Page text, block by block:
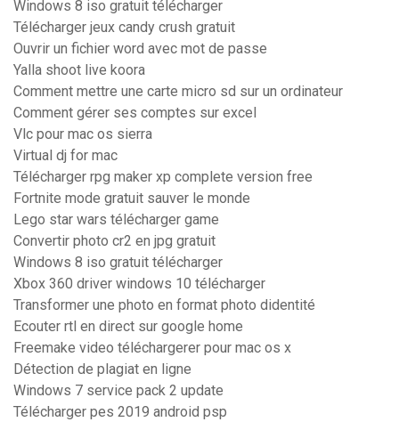
Windows 8 iso gratuit télécharger
Télécharger jeux candy crush gratuit
Ouvrir un fichier word avec mot de passe
Yalla shoot live koora
Comment mettre une carte micro sd sur un ordinateur
Comment gérer ses comptes sur excel
Vlc pour mac os sierra
Virtual dj for mac
Télécharger rpg maker xp complete version free
Fortnite mode gratuit sauver le monde
Lego star wars télécharger game
Convertir photo cr2 en jpg gratuit
Windows 8 iso gratuit télécharger
Xbox 360 driver windows 10 télécharger
Transformer une photo en format photo didentité
Ecouter rtl en direct sur google home
Freemake video téléchargerer pour mac os x
Détection de plagiat en ligne
Windows 7 service pack 2 update
Télécharger pes 2019 android psp